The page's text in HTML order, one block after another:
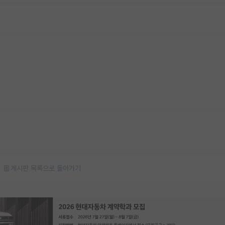
게시판 목록으로 돌아가기